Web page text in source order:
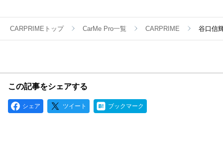
CARPRIMEトップ CarMe Pro一覧 CARPRIME 谷口信
この記事をシェアする
シェア ツイート ブックマーク